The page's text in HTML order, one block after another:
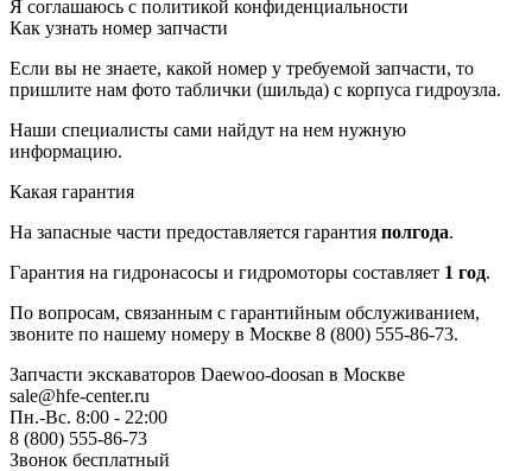
Я соглашаюсь с политикой конфиденциальности
Как узнать номер запчасти
Если вы не знаете, какой номер у требуемой запчасти, то
пришлите нам фото таблички (шильда) с корпуса гидроузла.
Наши специалисты сами найдут на нем нужную
информацию.
Какая гарантия
На запасные части предоставляется гарантия полгода.
Гарантия на гидронасосы и гидромоторы составляет 1 год.
По вопросам, связанным с гарантийным обслуживанием,
звоните по нашему номеру в Москве 8 (800) 555-86-73.
Запчасти экскаваторов Daewoo-doosan в Москве
sale@hfe-center.ru
Пн.-Вс. 8:00 - 22:00
8 (800) 555-86-73
Звонок бесплатный